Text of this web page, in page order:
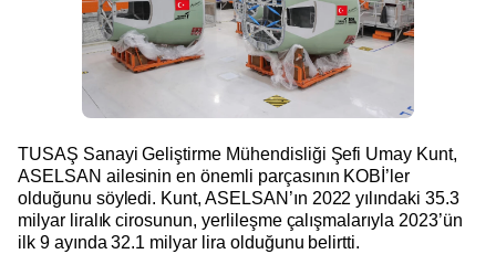
TUSAŞ Sanayi Geliştirme Mühendisliği Şefi Umay Kunt,
ASELSAN ailesinin en önemli parçasının KOBİ’ler
olduğunu söyledi. Kunt, ASELSAN’ın 2022 yılındaki 35.3
milyar liralık cirosunun, yerlileşme çalışmalarıyla 2023’ün
ilk 9 ayında 32.1 milyar lira olduğunu belirtti.